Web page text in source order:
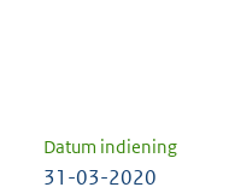
Datum indiening
31-03-2020